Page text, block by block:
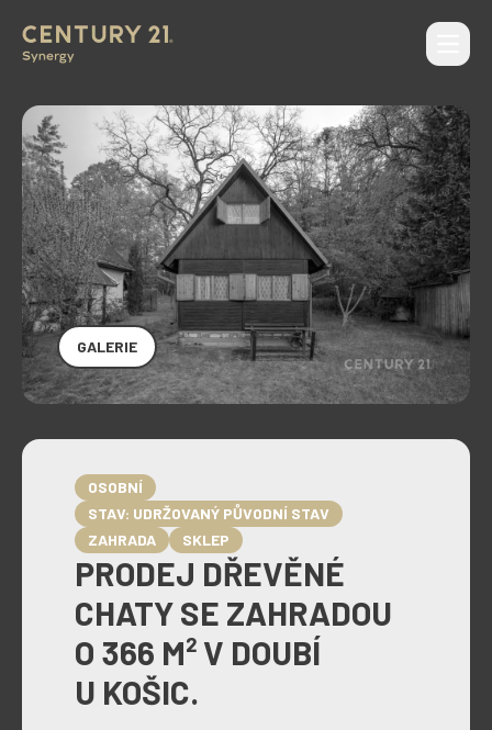
GALERIE
PRODEJ DŘEVĚNÉ
CHATY SE ZAHRADOU
O 366 M² V DOUBÍ
U KOŠIC.
OSOBNÍ
STAV: UDRŽOVANÝ PŮVODNÍ STAV
ZAHRADA
SKLEP